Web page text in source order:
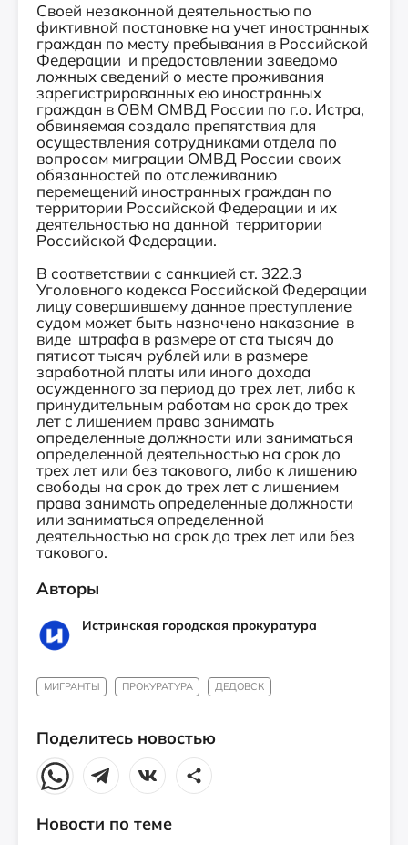
Своей незаконной деятельностью по
фиктивной постановке на учет иностранных
граждан по месту пребывания в Российской
Федерации и предоставлении заведомо
ложных сведений о месте проживания
зарегистрированных ею иностранных
граждан в ОВМ ОМВД России по г.о. Истра,
обвиняемая создала препятствия для
осуществления сотрудниками отдела по
вопросам миграции ОМВД России своих
обязанностей по отслеживанию
перемещений иностранных граждан по
территории Российской Федерации и их
деятельностью на данной территории
Российской Федерации.
В соответствии с санкцией ст. 322.3
Уголовного кодекса Российской Федерации
лицу совершившему данное преступление
судом может быть назначено наказание в
виде штрафа в размере от ста тысяч до
пятисот тысяч рублей или в размере
заработной платы или иного дохода
осужденного за период до трех лет, либо к
принудительным работам на срок до трех
лет с лишением права занимать
определенные должности или заниматься
определенной деятельностью на срок до
трех лет или без такового, либо к лишению
свободы на срок до трех лет с лишением
права занимать определенные должности
или заниматься определенной
деятельностью на срок до трех лет или без
такового.
Авторы
Истринская городская прокуратура
МИГРАНТЫ ПРОКУРАТУРА ДЕДОВСК
Поделитесь новостью
Новости по теме